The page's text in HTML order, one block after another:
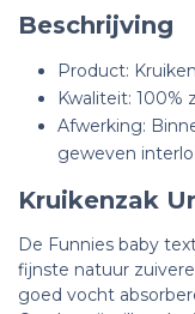
Beschrijving
Product:
Kwaliteit: 100%
Afwerking:
geweven
Kruikenzak
De Funnies baby
fijnste natuur
goed vocht